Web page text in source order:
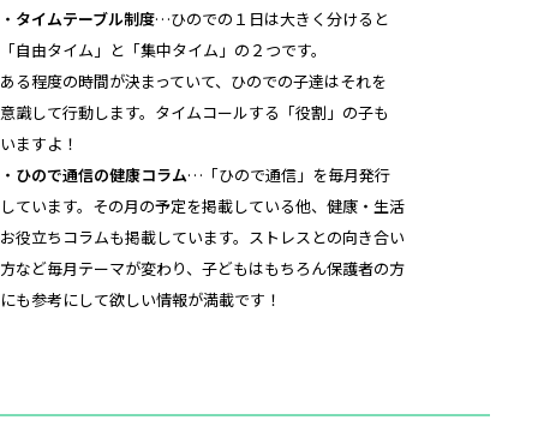
・ タイムテーブル制度…ひのでの１日は大きく分けると
「自由タイム」と「集中タイム」の２つです。
ある程度の時間が決まっていて、ひのでの子達はそれを
意識して行動します。タイムコールする「役割」の子も
いますよ！
・ ひので通信の健康コラム…「ひので通信」を毎月発行
しています。その月の予定を掲載している他、健康・生活
お役立ちコラムも掲載しています。ストレスとの向き合い
方など毎月テーマが変わり、子どもはもちろん保護者の方
にも参考にして欲しい情報が満載です！